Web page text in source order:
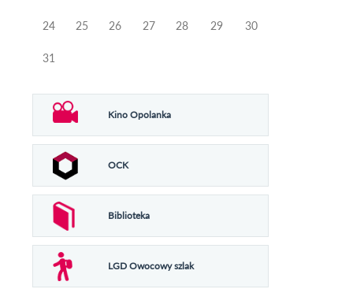
24 25 26 27 28 29 30
31
Kino Opolanka
OCK
Biblioteka
LGD Owocowy szlak